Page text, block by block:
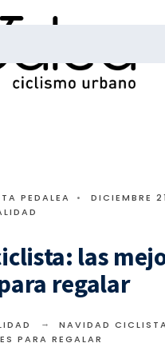
PEDALEA • DICIEMBRE
las
regalar
NAVIDAD
PARA REGALAR